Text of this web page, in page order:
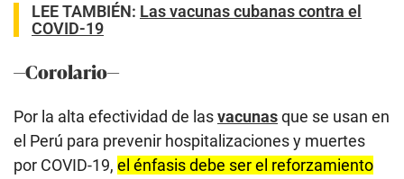
LEE TAMBIÉN: Las vacunas cubanas contra el
COVID-19
—Corolario—
Por la alta efectividad de lasvacunasque se usan en
el Perú para prevenir hospitalizaciones y muertes
por COVID-19, el énfasis debe ser el reforzamiento